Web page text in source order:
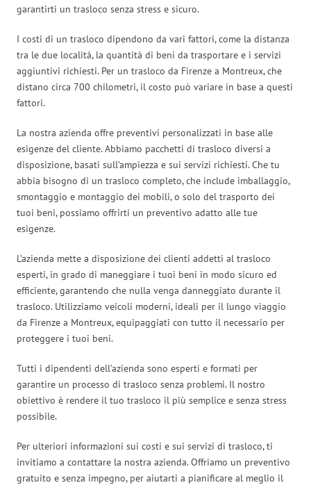
garantirti un trasloco senza stress e sicuro.
I costi di un trasloco dipendono da vari fattori, come la distanza
tra le due località, la quantità di beni da trasportare e i servizi
aggiuntivi richiesti. Per un trasloco da Firenze a Montreux, che
distano circa 700 chilometri, il costo può variare in base a questi
fattori.
La nostra azienda offre preventivi personalizzati in base alle
esigenze del cliente. Abbiamo pacchetti di trasloco diversi a
disposizione, basati sull’ampiezza e sui servizi richiesti. Che tu
abbia bisogno di un trasloco completo, che include imballaggio,
smontaggio e montaggio dei mobili, o solo del trasporto dei
tuoi beni, possiamo offrirti un preventivo adatto alle tue
esigenze.
L’azienda mette a disposizione dei clienti addetti al trasloco
esperti, in grado di maneggiare i tuoi beni in modo sicuro ed
efficiente, garantendo che nulla venga danneggiato durante il
trasloco. Utilizziamo veicoli moderni, ideali per il lungo viaggio
da Firenze a Montreux, equipaggiati con tutto il necessario per
proteggere i tuoi beni.
Tutti i dipendenti dell’azienda sono esperti e formati per
garantire un processo di trasloco senza problemi. Il nostro
obiettivo è rendere il tuo trasloco il più semplice e senza stress
possibile.
Per ulteriori informazioni sui costi e sui servizi di trasloco, ti
invitiamo a contattare la nostra azienda. Offriamo un preventivo
gratuito e senza impegno, per aiutarti a pianificare al meglio il